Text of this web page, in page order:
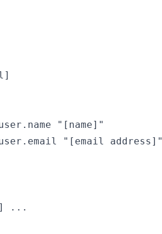
"[name]"
"[email address]"
...